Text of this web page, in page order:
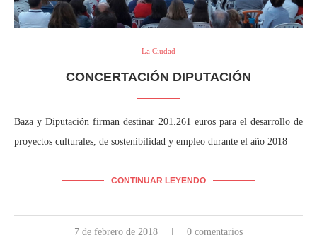
La Ciudad
CONCERTACIÓN DIPUTACIÓN
Baza y Diputación firman destinar 201.261 euros para el desarrollo de
proyectos culturales, de sostenibilidad y empleo durante el año 2018
CONTINUAR LEYENDO
7 de febrero de 2018 0 comentarios